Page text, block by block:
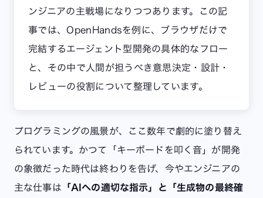
ンジニアの主戦場になりつつあります。この記
事では、OpenHandsを例に、ブラウザだけで
完結するエージェント型開発の具体的なフロー
と、その中で人間が担うべき意思決定・設計・
レビューの役割について整理しています。
プログラミングの風景が、ここ数年で劇的に塗り替え
られています。かつて「キーボードを叩く音」が開発
の象徴だった時代は終わりを告げ、今やエンジニアの
主な仕事は 「AIへの適切な指示」と「生成物の最終確